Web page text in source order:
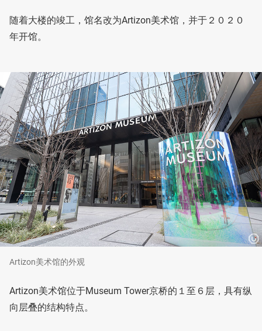
随着大楼的竣工，馆名改为Artizon美术馆，并于２０２０
年开馆。
Artizon美术馆的外观
Artizon美术馆位于Museum Tower京桥的１至６层，具有纵
向层叠的结构特点。